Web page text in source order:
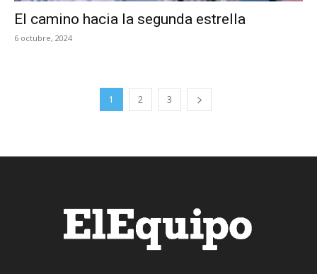
El camino hacia la segunda estrella
6 octubre, 2024
1 2 3